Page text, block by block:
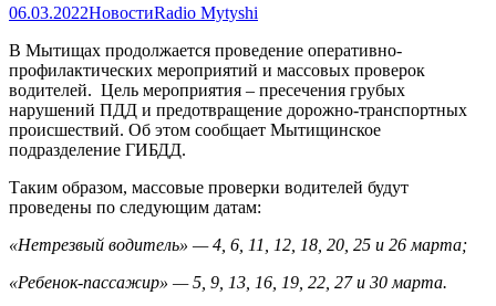
06.03.2022НовостиRadio Mytyshi
В Мытищах продолжается проведение оперативно-
профилактических мероприятий и массовых проверок
водителей. Цель мероприятия – пресечения грубых
нарушений ПДД и предотвращение дорожно-транспортных
происшествий. Об этом сообщает Мытищинское
подразделение ГИБДД.
Таким образом, массовые проверки водителей будут
проведены по следующим датам:
«Нетрезвый водитель» — 4, 6, 11, 12, 18, 20, 25 и 26 марта;
«Ребенок-пассажир» — 5, 9, 13, 16, 19, 22, 27 и 30 марта.